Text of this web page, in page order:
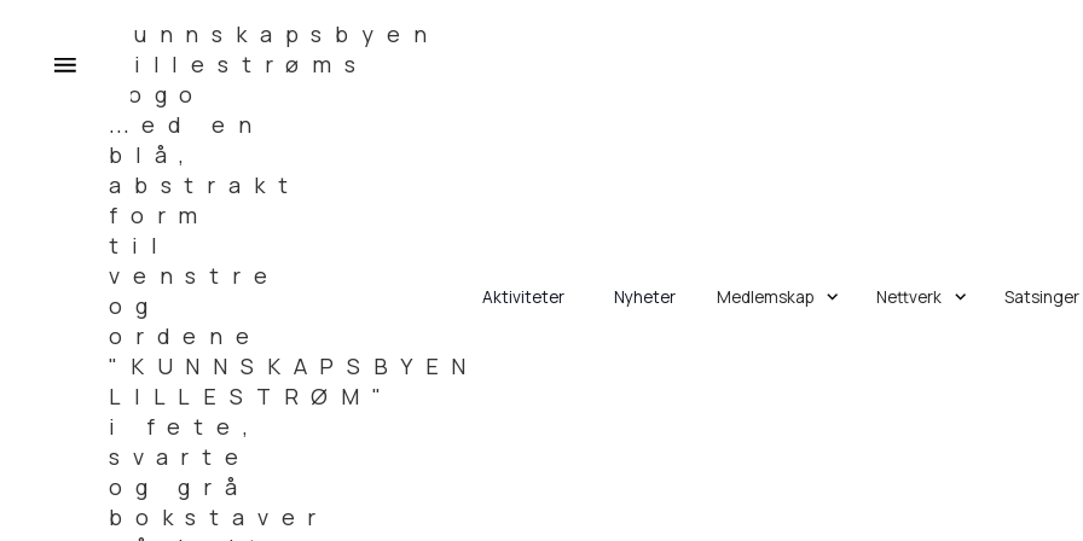
Aktiviteter Nyheter Medlemskap Nettverk Satsinger